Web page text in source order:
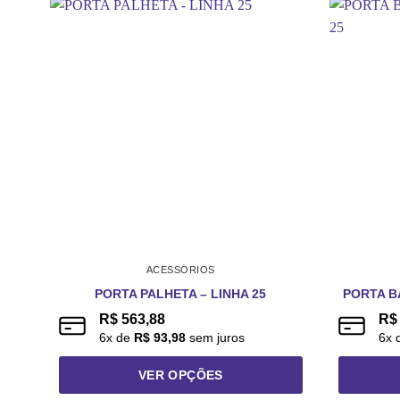
ACESSÓRIOS
PORTA PALHETA – LINHA 25
R$563,88
6x de R$93,98sem juros
VER OPÇÕES
PORTA
R$
6x